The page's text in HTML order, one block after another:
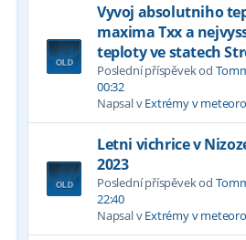
Vyvoj absolutniho
maxima Txx a
teploty ve statech
Poslední příspěvek od
00:32
Napsal vExtrémy v
Letni vichrice v
2023
Poslední příspěvek od
22:40
Napsal vExtrémy v